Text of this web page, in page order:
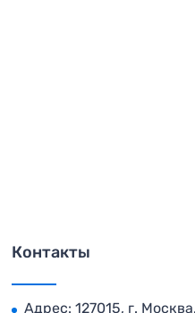
Контакты
Адрес: 127015, г.